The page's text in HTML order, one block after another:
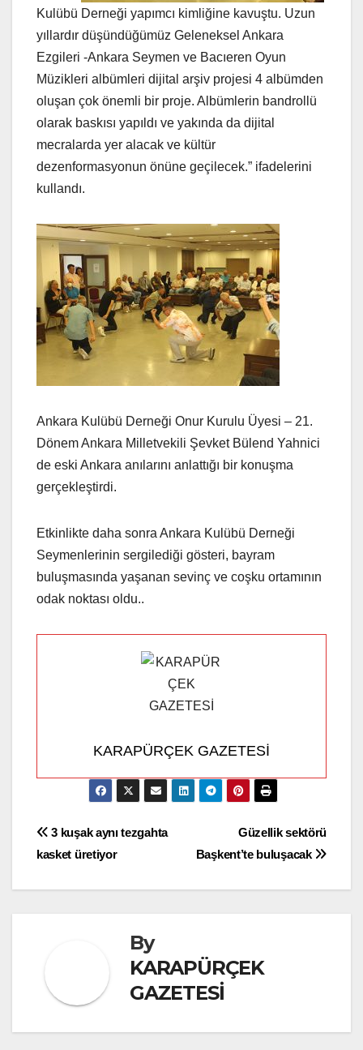
Kulübü Derneği yapımcı kimliğine kavuştu. Uzun
yıllardır düşündüğümüz Geleneksel Ankara
Ezgileri -Ankara Seymen ve Bacıeren Oyun
Müzikleri albümleri dijital arşiv projesi 4 albümden
oluşan çok önemli bir proje. Albümlerin bandrollü
olarak baskısı yapıldı ve yakında da dijital
mecralarda yer alacak ve kültür
dezenformasyonun önüne geçilecek.” ifadelerini
kullandı.
Ankara Kulübü Derneği Onur Kurulu Üyesi – 21.
Dönem Ankara Milletvekili Şevket Bülend Yahnici
de eski Ankara anılarını anlattığı bir konuşma
gerçekleştirdi.
Etkinlikte daha sonra Ankara Kulübü Derneği
Seymenlerinin sergilediği gösteri, bayram
buluşmasında yaşanan sevinç ve coşku ortamının
odak noktası oldu..
KARAPÜRÇEK GAZETESİ
Yazı
gezinmesi
Güzellik sektörü
Başkent’te buluşacak
3 kuşak aynı tezgahta
kasket üretiyor
By
KARAPÜRÇEK
GAZETESİ